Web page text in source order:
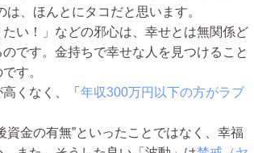
、ほんとにタコだと思います。
い！」などの邪心は、幸せとは無関係ど
です。金持ちで幸せな人を見つけること
です。
くなく、「 年収300万円以下の方がラブ
金の有無”といったことではなく、幸福